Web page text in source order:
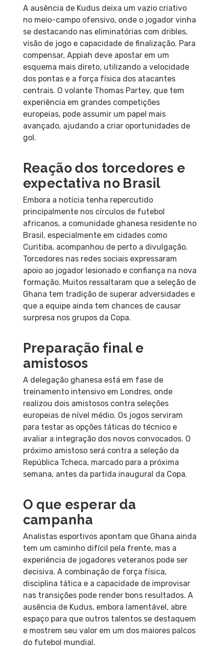
A ausência de Kudus deixa um vazio criativo
no meio-campo ofensivo, onde o jogador vinha
se destacando nas eliminatórias com dribles,
visão de jogo e capacidade de finalização. Para
compensar, Appiah deve apostar em um
esquema mais direto, utilizando a velocidade
dos pontas e a força física dos atacantes
centrais. O volante Thomas Partey, que tem
experiência em grandes competições
europeias, pode assumir um papel mais
avançado, ajudando a criar oportunidades de
gol.
Reação dos torcedores e
expectativa no Brasil
Embora a notícia tenha repercutido
principalmente nos círculos de futebol
africanos, a comunidade ghanesa residente no
Brasil, especialmente em cidades como
Curitiba, acompanhou de perto a divulgação.
Torcedores nas redes sociais expressaram
apoio ao jogador lesionado e confiança na nova
formação. Muitos ressaltaram que a seleção de
Ghana tem tradição de superar adversidades e
que a equipe ainda tem chances de causar
surpresa nos grupos da Copa.
Preparação final e
amistosos
A delegação ghanesa está em fase de
treinamento intensivo em Londres, onde
realizou dois amistosos contra seleções
europeias de nível médio. Os jogos serviram
para testar as opções táticas do técnico e
avaliar a integração dos novos convocados. O
próximo amistoso será contra a seleção da
República Tcheca, marcado para a próxima
semana, antes da partida inaugural da Copa.
O que esperar da
campanha
Analistas esportivos apontam que Ghana ainda
tem um caminho difícil pela frente, mas a
experiência de jogadores veteranos pode ser
decisiva. A combinação de força física,
disciplina tática e a capacidade de improvisar
nas transições pode render bons resultados. A
ausência de Kudus, embora lamentável, abre
espaço para que outros talentos se destaquem
e mostrem seu valor em um dos maiores palcos
do futebol mundial.